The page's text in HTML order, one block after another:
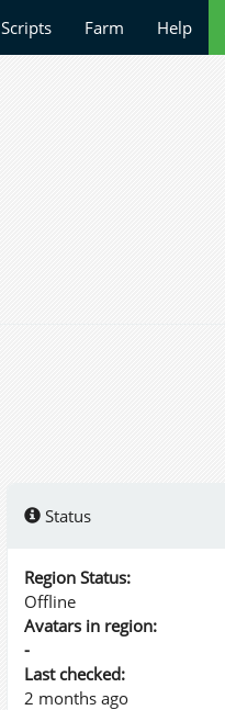
Scripts Farm Help
Status
Region Status:
Offline
Avatars in region:
-
Last checked:
2 months ago